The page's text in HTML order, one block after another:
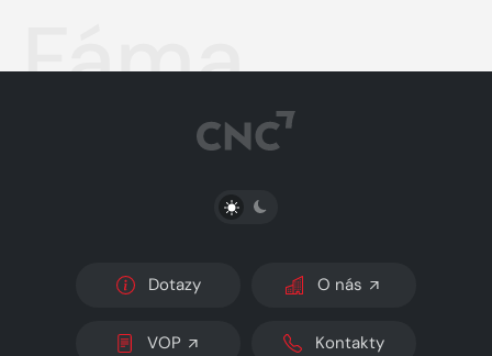
Fáma
PŘEPNOUT SVĚTLÝ/TMAVÝ REŽIM
Dotazy O nás
VOP Kontakty